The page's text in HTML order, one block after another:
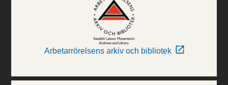
Arbetarrörelsens arkiv och bibliotek